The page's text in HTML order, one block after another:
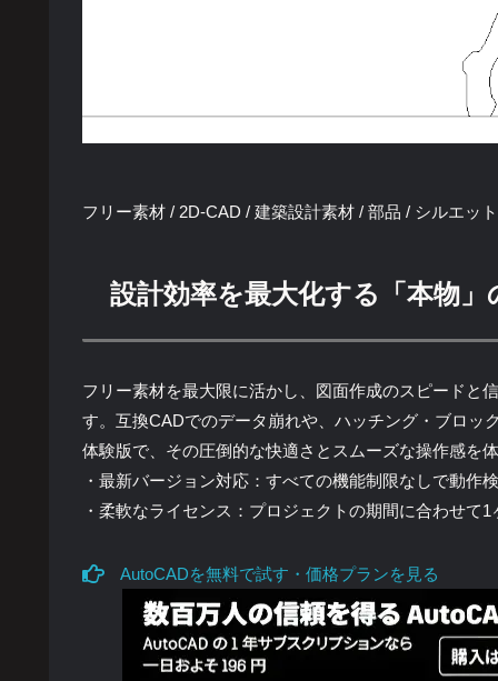
フリー素材 / 2D-CAD / 建築設計素材 / 部品 / シルエッ
設計効率を最大化する「本物」
フリー素材を最大限に活かし、図面作成のスピードと
す。互換CADでのデータ崩れや、ハッチング・ブロッ
体験版で、その圧倒的な快適さとスムーズな操作感を体
・最新バージョン対応：すべての機能制限なしで動作検
・柔軟なライセンス：プロジェクトの期間に合わせて1
AutoCADを無料で試す・価格プランを見る